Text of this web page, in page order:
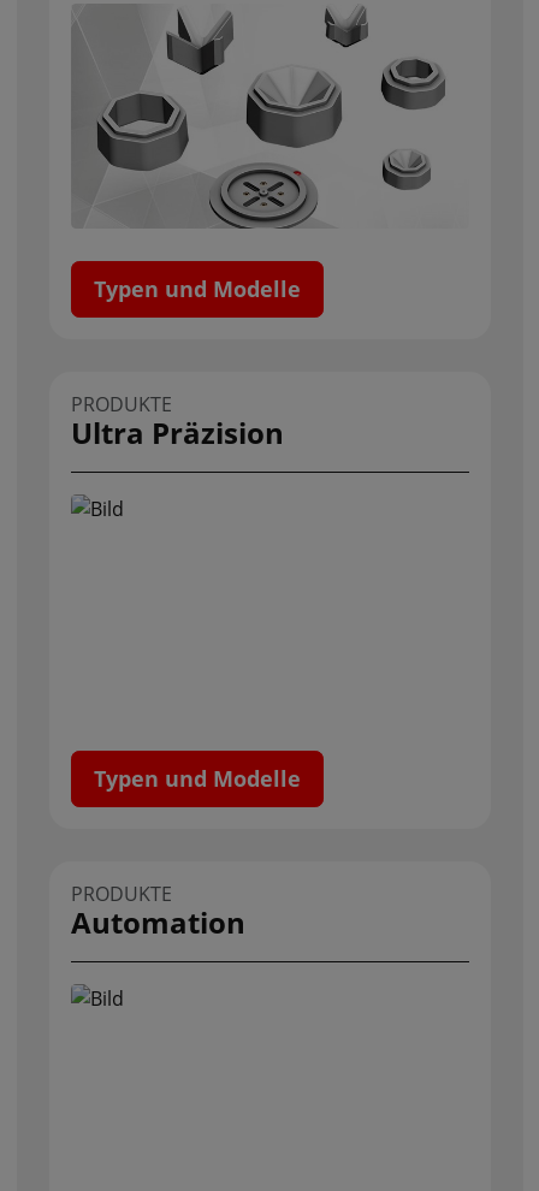
Typen und Modelle
PRODUKTE
Ultra Präzision
Typen und Modelle
PRODUKTE
Automation